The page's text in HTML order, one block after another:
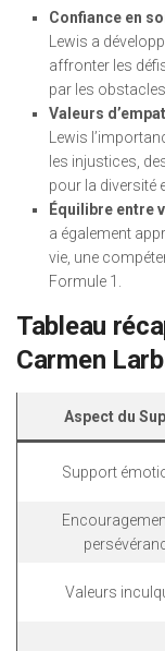
Confiance en
Lewis a
affronter les
par les
Valeurs
Lewis
les injustices,
pour la diversité
Équilibre entre
a également
vie, une
Formule 1.
Tableau
Carmen
Aspect du
Support
Valeurs